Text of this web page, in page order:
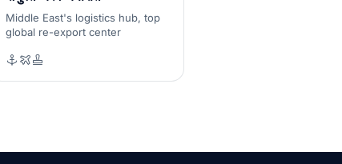
Middle East's logistics hub, top
global re-export center